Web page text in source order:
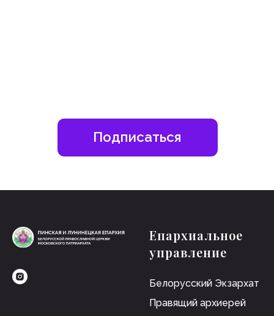
Епархиальное
управление
Белорусский Экзархат
Правящий архиерей